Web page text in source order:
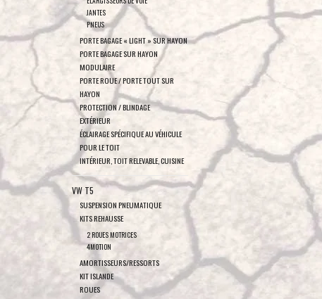
JANTES
PNEUS
PORTE BAGAGE « LIGHT » SUR HAYON
PORTE BAGAGE SUR HAYON
MODULAIRE
PORTE ROUE / PORTE TOUT SUR
HAYON
PROTECTION / BLINDAGE
EXTÉRIEUR
ÉCLAIRAGE SPÉCIFIQUE AU VÉHICULE
POUR LE TOIT
INTÉRIEUR, TOIT RELEVABLE, CUISINE
VW T5
SUSPENSION PNEUMATIQUE
KITS REHAUSSE
2 ROUES MOTRICES
4MOTION
AMORTISSEURS/RESSORTS
KIT ISLANDE
ROUES